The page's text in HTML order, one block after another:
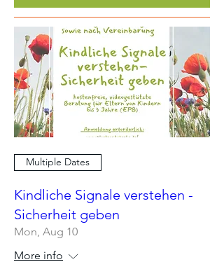
Multiple Dates
Kindliche Signale verstehen -
Sicherheit geben
Mon, Aug 10
More info